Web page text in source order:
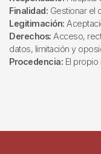
Finalidad: Gestionar el
Legitimación:
Derechos: Acceso,
datos, limitación y
Procedencia: El propio